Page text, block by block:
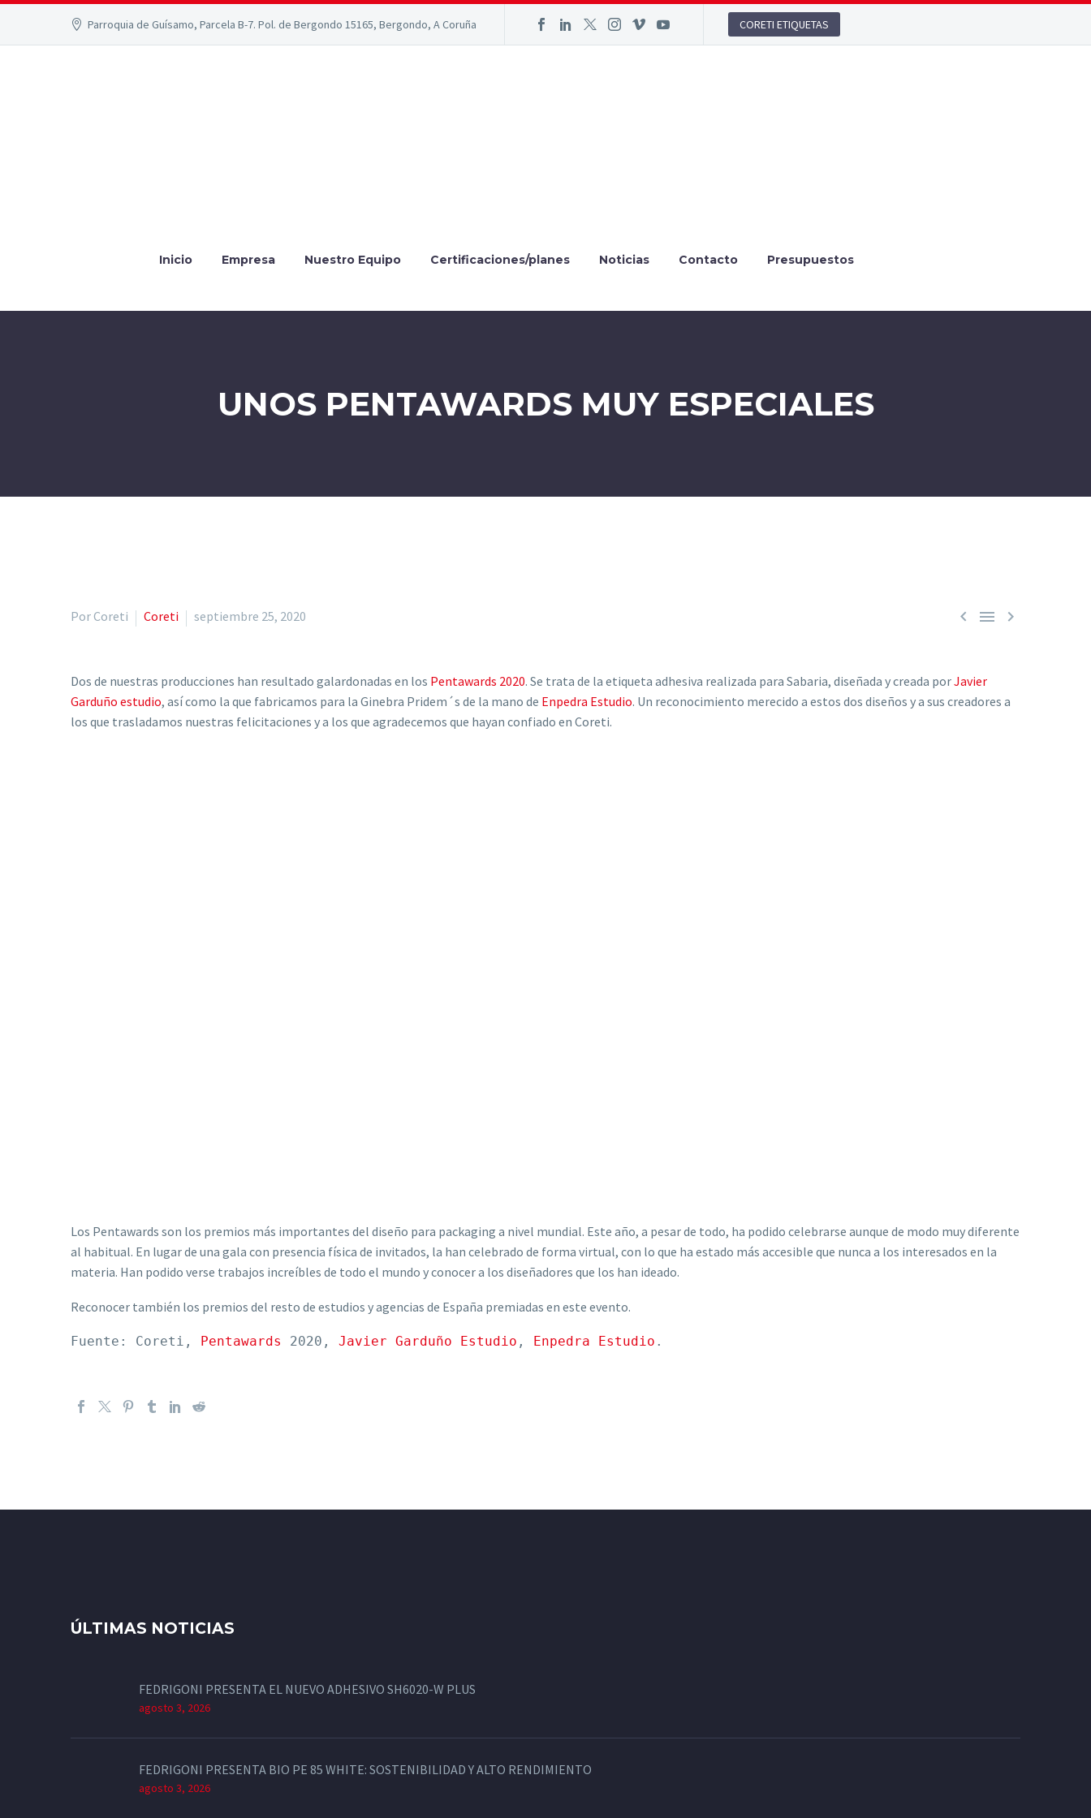
Parroquia de Guísamo, Parcela B-7. Pol. de Bergondo 15165, Bergondo, A Coruña CORETI ETIQUETAS
Inicio Empresa Nuestro Equipo Certificaciones/planes Noticias Contacto Presupuestos
UNOS PENTAWARDS MUY ESPECIALES
  
Por Coreti Coreti septiembre 25, 2020
Dos de nuestras producciones han resultado galardonadas en los Pentawards 2020. Se trata de la etiqueta adhesiva realizada para Sabaria, diseñada y creada porJavier
Garduño estudio, así como la que fabricamos para la Ginebra Pridem´s de la mano de Enpedra Estudio. Un reconocimiento merecido a estos dos diseños y a sus creadores a
los que trasladamos nuestras felicitaciones y a los que agradecemos que hayan confiado en Coreti.
Los Pentawards son los premios más importantes del diseño para packaging a nivel mundial. Este año, a pesar de todo, ha podido celebrarse aunque de modo muy diferente
al habitual. En lugar de una gala con presencia física de invitados, la han celebrado de forma virtual, con lo que ha estado más accesible que nunca a los interesados en la
materia. Han podido verse trabajos increíbles de todo el mundo y conocer a los diseñadores que los han ideado.
Reconocer también los premios del resto de estudios y agencias de España premiadas en este evento.
Fuente: Coreti, Pentawards 2020, Javier Garduño Estudio , Enpedra Estudio .
ÚLTIMAS NOTICIAS
FEDRIGONI PRESENTA EL NUEVO ADHESIVO SH6020-W PLUS
agosto 3, 2026
FEDRIGONI PRESENTA BIO PE 85 WHITE: SOSTENIBILIDAD Y ALTO RENDIMIENTO
agosto 3, 2026